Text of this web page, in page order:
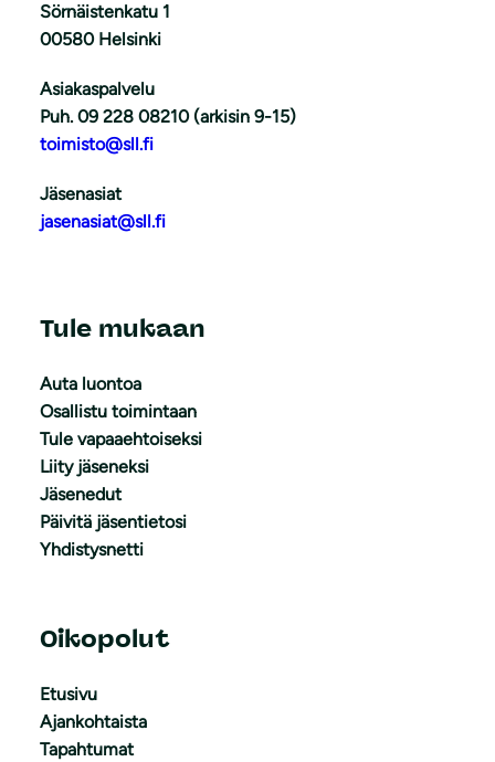
Sörnäistenkatu 1
00580 Helsinki
Asiakaspalvelu
Puh. 09 228 08210 (arkisin 9-15)
toimisto@sll.fi
Jäsenasiat
jasenasiat@sll.fi
Tule mukaan
Auta luontoa
Osallistu toimintaan
Tule vapaaehtoiseksi
Liity jäseneksi
Jäsenedut
Päivitä jäsentietosi
Yhdistysnetti
Oikopolut
Etusivu
Ajankohtaista
Tapahtumat